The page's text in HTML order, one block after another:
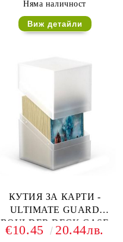
Няма наличност
Виж детайли
КУТИЯ ЗА КАРТИ -
ULTIMATE GUARD
BOULDER DECK CASE
(за LCG, TCG и др) 100+ -
€10.45 20.44лв.